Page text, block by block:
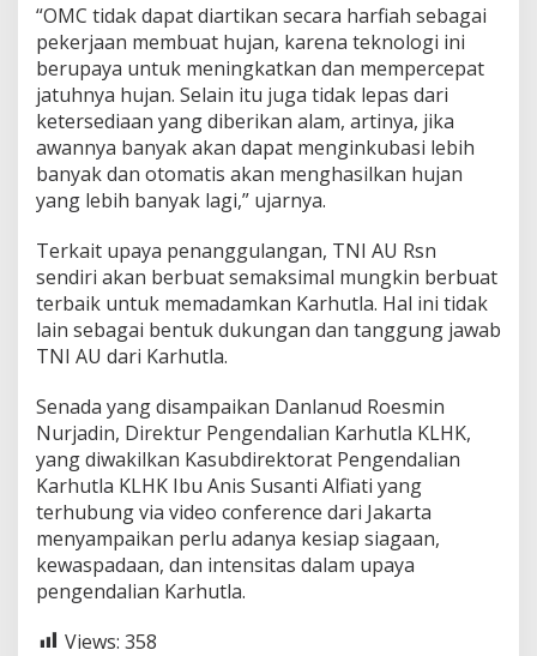
“OMC tidak dapat diartikan secara harfiah sebagai
pekerjaan membuat hujan, karena teknologi ini
berupaya untuk meningkatkan dan mempercepat
jatuhnya hujan. Selain itu juga tidak lepas dari
ketersediaan yang diberikan alam, artinya, jika
awannya banyak akan dapat menginkubasi lebih
banyak dan otomatis akan menghasilkan hujan
yang lebih banyak lagi,” ujarnya.
Terkait upaya penanggulangan, TNI AU Rsn
sendiri akan berbuat semaksimal mungkin berbuat
terbaik untuk memadamkan Karhutla. Hal ini tidak
lain sebagai bentuk dukungan dan tanggung jawab
TNI AU dari Karhutla.
Senada yang disampaikan Danlanud Roesmin
Nurjadin, Direktur Pengendalian Karhutla KLHK,
yang diwakilkan Kasubdirektorat Pengendalian
Karhutla KLHK Ibu Anis Susanti Alfiati yang
terhubung via video conference dari Jakarta
menyampaikan perlu adanya kesiap siagaan,
kewaspadaan, dan intensitas dalam upaya
pengendalian Karhutla.
Views: 358